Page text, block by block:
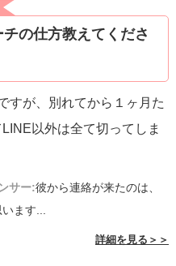
の仕方教えてくださ
すが、別れてから１ヶ月た
以外は全て切ってしま
サー:彼から連絡が来たのは、
ます...
詳細を見る＞＞